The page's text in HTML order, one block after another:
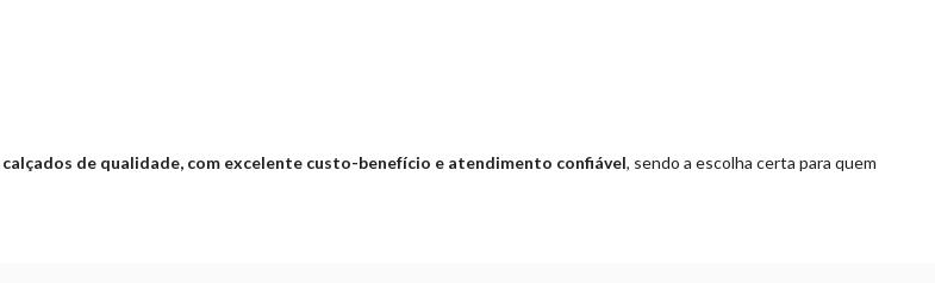
calçados de qualidade, com excelente custo-benefício e atendimento confiável, sendo a escolha certa para quem